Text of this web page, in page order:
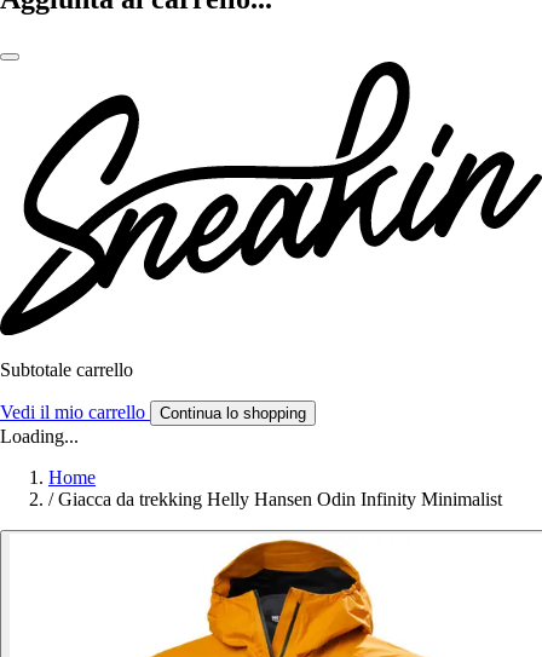
Subtotale carrello
Vedi il mio carrello Continua lo shopping
Loading...
Home
/ Giacca da trekking Helly Hansen Odin Infinity Minimalist